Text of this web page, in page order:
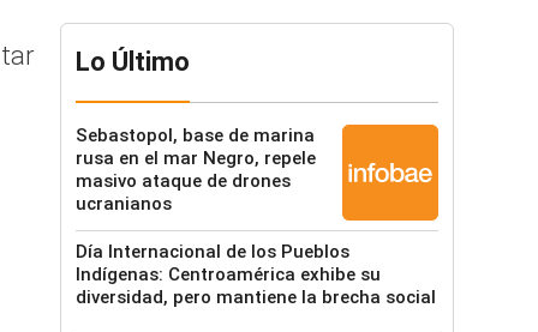
Lo Último
Sebastopol, base de marina
rusa en el mar Negro, repele
masivo ataque de drones
ucranianos
Día Internacional de los Pueblos
Indígenas: Centroamérica exhibe su
diversidad, pero mantiene la brecha social